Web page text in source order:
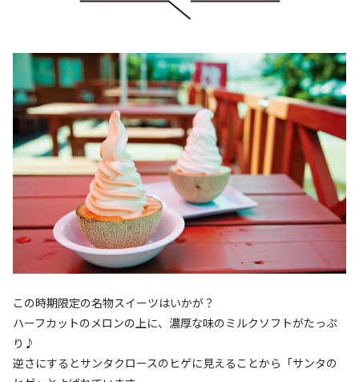
この時期限定の名物スイーツはいかが？
ハーフカットのメロンの上に、濃厚な味のミルクソフトがたっぷ
り♪
逆さにするとサンタクロースのヒゲに見えることから「サンタの